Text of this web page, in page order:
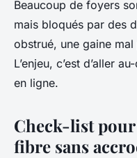
Beaucoup de foyers
mais bloqués par des
obstrué, une gaine
L’enjeu, c’est d’aller
en ligne.
Check-list
fibre sans